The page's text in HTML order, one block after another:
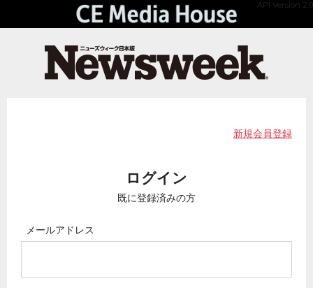
API Version 2.0
新規会員登録
ログイン
既に登録済みの方
メールアドレス